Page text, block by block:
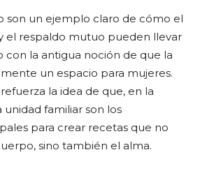
son un ejemplo claro de cómo el
el respaldo mutuo pueden llevar
con la antigua noción de que la
un espacio para mujeres.
la idea de que, en la
unidad familiar son los
para crear recetas que no
sino también el alma.